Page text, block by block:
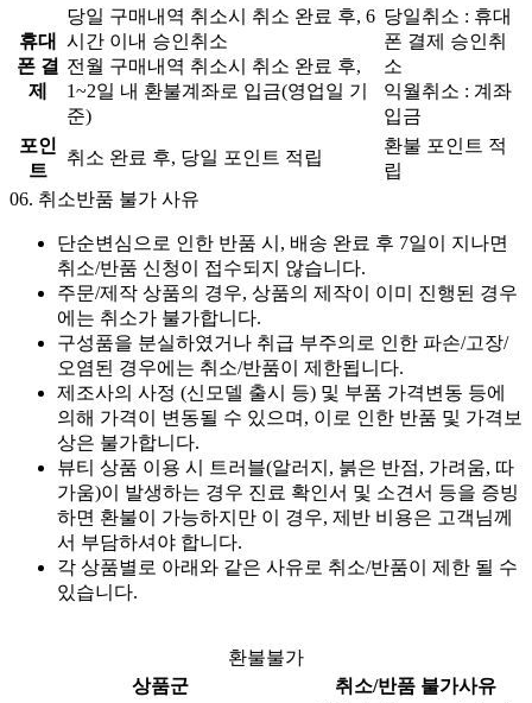
휴대
폰 결
제
당일 구매내역 취소시 취소 완료 후, 6
시간 이내 승인취소
전월 구매내역 취소시 취소 완료 후,
1~2일 내 환불계좌로 입금(영업일 기
준)
당일취소 : 휴대
폰 결제 승인취
소
익월취소 : 계좌
입금
포인
트
취소 완료 후, 당일 포인트 적립
환불 포인트 적
립
06. 취소반품 불가 사유
단순변심으로 인한 반품 시, 배송 완료 후 7일이 지나면
취소/반품 신청이 접수되지 않습니다.
주문/제작 상품의 경우, 상품의 제작이 이미 진행된 경우
에는 취소가 불가합니다.
구성품을 분실하였거나 취급 부주의로 인한 파손/고장/
오염된 경우에는 취소/반품이 제한됩니다.
제조사의 사정 (신모델 출시 등) 및 부품 가격변동 등에
의해 가격이 변동될 수 있으며, 이로 인한 반품 및 가격보
상은 불가합니다.
뷰티 상품 이용 시 트러블(알러지, 붉은 반점, 가려움, 따
가움)이 발생하는 경우 진료 확인서 및 소견서 등을 증빙
하면 환불이 가능하지만 이 경우, 제반 비용은 고객님께
서 부담하셔야 합니다.
각 상품별로 아래와 같은 사유로 취소/반품이 제한 될 수
있습니다.
환불불가
상품군
취소/반품 불가사유